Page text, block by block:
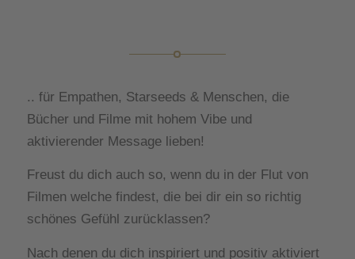
.. für Empathen, Starseeds & Menschen, die
Bücher und Filme mit hohem Vibe und
aktivierender Message lieben!
Freust du dich auch so, wenn du in der Flut von
Filmen welche findest, die bei dir ein so richtig
schönes Gefühl zurücklassen?
Nach denen du dich inspiriert und positiv aktiviert